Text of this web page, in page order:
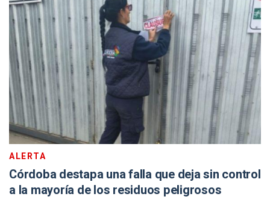
ALERTA
Córdoba destapa una falla que deja sin control
a la mayoría de los residuos peligrosos